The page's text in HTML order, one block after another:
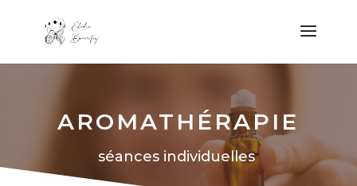
AROMATHÉRAPIE
séances individuelles